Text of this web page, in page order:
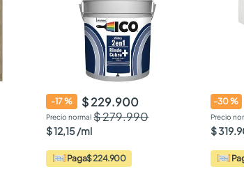
-17%
$ 229.900
$ 279.990
$12,15/ml
Paga$ 224.900
-30%
$319.